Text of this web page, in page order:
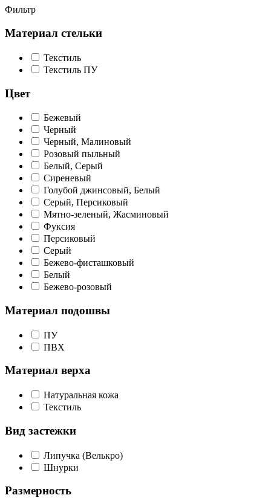
Фильтр
Материал стельки
Текстиль
Текстиль ПУ
Цвет
Бежевый
Черный
Черный, Малиновый
Розовый пыльный
Белый, Серый
Сиреневый
Голубой джинсовый, Белый
Серый, Персиковый
Мятно-зеленый, Жасминовый
Фуксия
Персиковый
Серый
Бежево-фисташковый
Белый
Бежево-розовый
Материал подошвы
ПУ
ПВХ
Материал верха
Натуральная кожа
Текстиль
Вид застежки
Липучка (Велькро)
Шнурки
Размерность